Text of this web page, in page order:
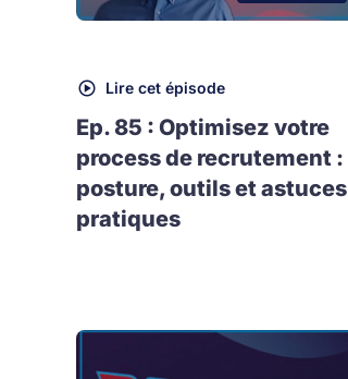
Lire cet épisode
Ep. 85 : Optimisez votre
process de recrutement :
posture, outils et astuces
pratiques